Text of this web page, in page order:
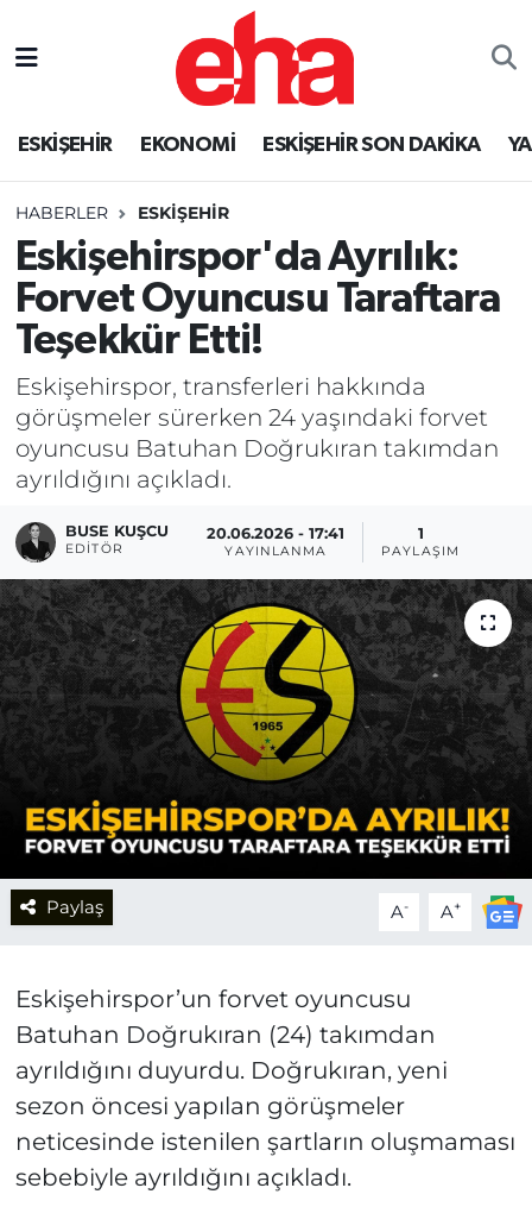
ESKİŞEHİR EKONOMİ ESKİŞEHİR SON DAKİKA
HABERLER ESKİŞEHİR
Eskişehirspor'da Ayrılık:
Forvet Oyuncusu Taraftara
Teşekkür Etti!
Eskişehirspor, transferleri hakkında
görüşmeler sürerken 24 yaşındaki forvet
oyuncusu Batuhan Doğrukıran takımdan
ayrıldığını açıkladı.
BUSE KUŞCU
EDITÖR
20.06.2026 - 17:41
YAYINLANMA
1
PAYLAŞIM
Paylaş A- A+
Eskişehirspor’un forvet oyuncusu
Batuhan Doğrukıran (24) takımdan
ayrıldığını duyurdu. Doğrukıran, yeni
sezon öncesi yapılan görüşmeler
neticesinde istenilen şartların oluşmaması
sebebiyle ayrıldığını açıkladı.